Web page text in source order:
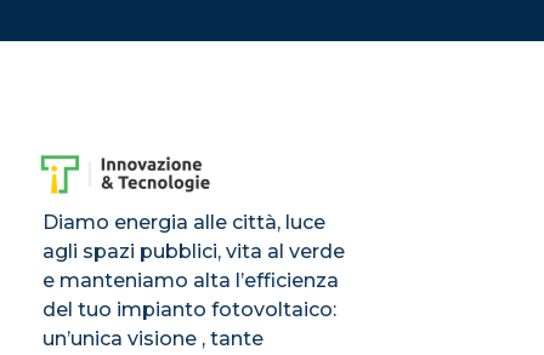
Diamo energia alle città, luce
agli spazi pubblici, vita al verde
e manteniamo alta l’efficienza
del tuo impianto fotovoltaico:
un’unica visione , tante